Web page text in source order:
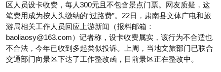
区人员设卡收费，每人300元且不包含景点门票。网友质疑，这
笔费用成为按人头缴纳的“过路费”。22日，肃南县文体广电和旅
游局相关工作人员回应上游新闻（报料邮箱：
baoliaosy@163.com）记者称，设卡收费属实，该行为不合适也
不合法，今年已收到多起类似投诉。上周，当地文旅部门已联合
交通部门向景区下达了工作整改函，目前景区正在整改中。